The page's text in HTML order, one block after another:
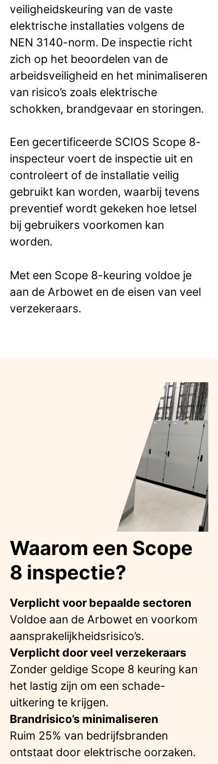
veiligheidskeuring van de vaste
elektrische installaties volgens de
NEN 3140-norm. De inspectie richt
zich op het beoordelen van de
arbeidsveiligheid en het minimaliseren
van risico’s zoals elektrische
schokken, brandgevaar en storingen.
Een gecertificeerde SCIOS Scope 8-
inspecteur voert de inspectie uit en
controleert of de installatie veilig
gebruikt kan worden, waarbij tevens
preventief wordt gekeken hoe letsel
bij gebruikers voorkomen kan
worden.
Met een Scope 8-keuring voldoe je
aan de Arbowet en de eisen van veel
verzekeraars.
Waarom een Scope
8 inspectie?
Verplicht voor bepaalde sectoren
Voldoe aan de Arbowet en voorkom
aansprakelijkheidsrisico’s.
Verplicht door veel verzekeraars
Zonder geldige Scope 8 keuring kan
het lastig zijn om een schade-
uitkering te krijgen.
Brandrisico’s minimaliseren
Ruim 25% van bedrijfsbranden
ontstaat door elektrische oorzaken.